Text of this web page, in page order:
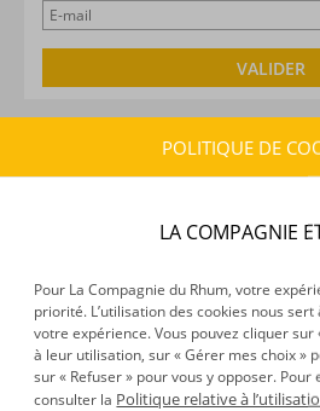
VALIDER
ma cagnotte en achetant ce produit
Entre le10/08/2026et le
CARACTÉRISTIQUES DU
Provenance :Marie-Galante
POLITIQUE DE
LA COMPAGNIE
Pour La Compagnie du Rhum, votre
priorité. L’utilisation des cookies nous
votre expérience. Vous pouvez cliquer
à leur utilisation, sur « Gérer mes choix »
sur « Refuser » pour vous y opposer. Pour
consulter la Politique relative à